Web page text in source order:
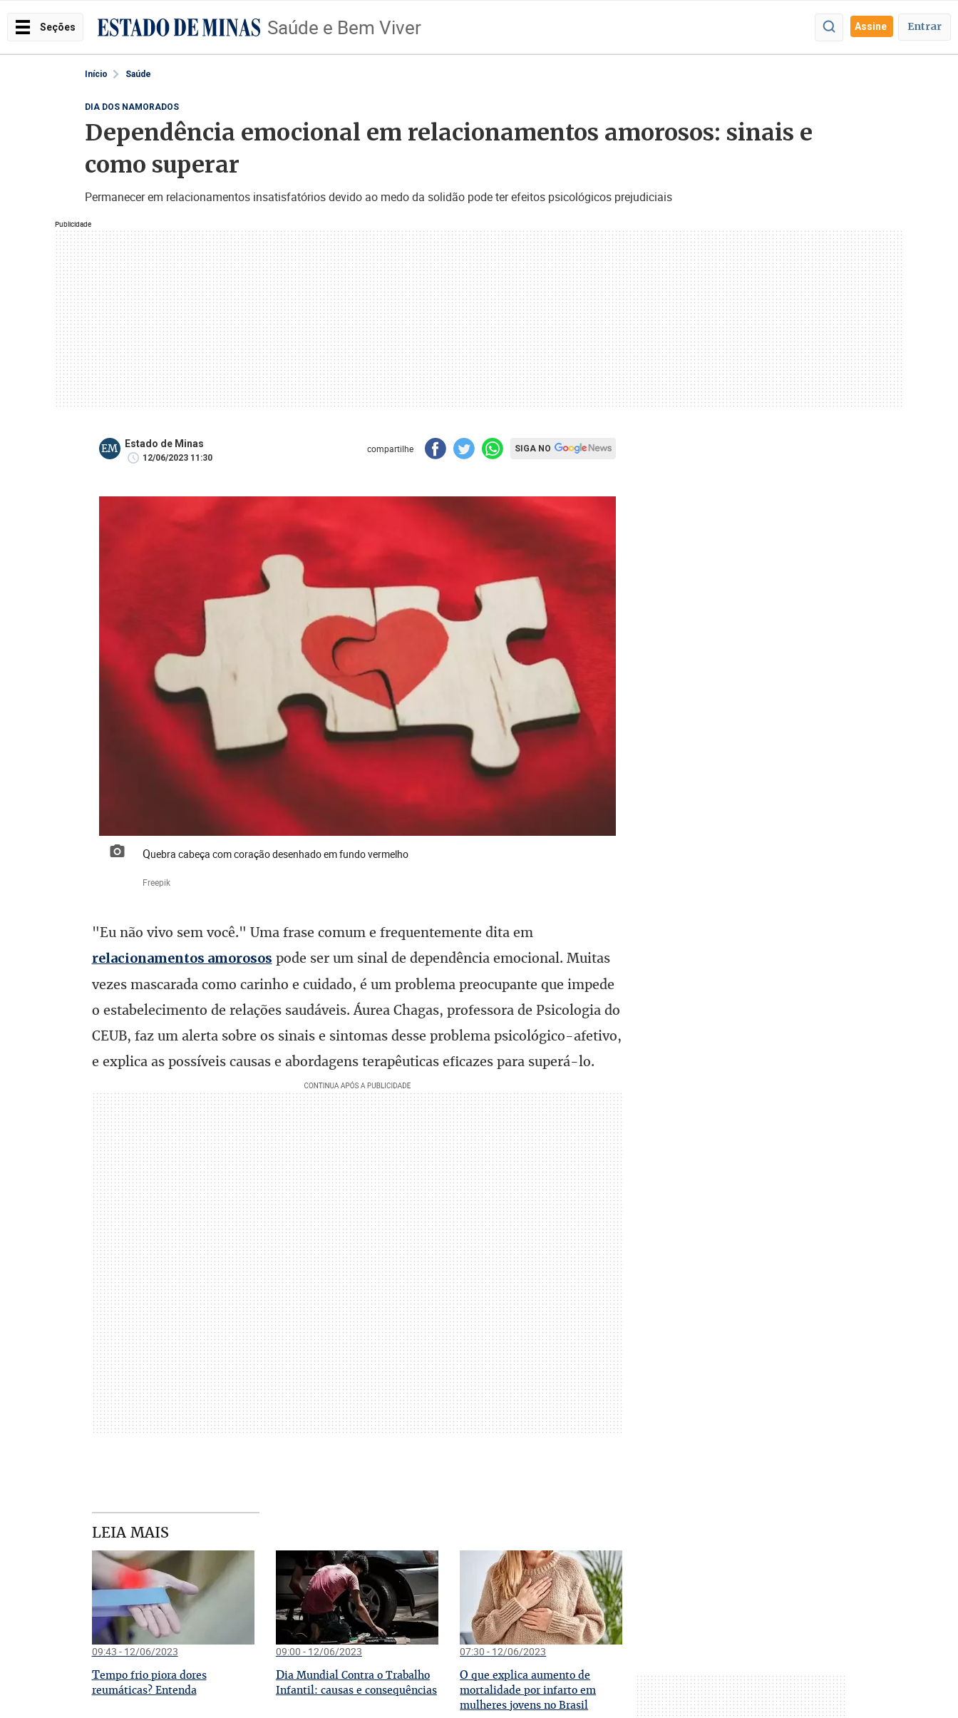
Seções Saúde e Bem Viver Assine Entrar
Início Saúde
Publicidade
DIA DOS NAMORADOS
Dependência emocional em relacionamentos amorosos: sinais e
como superar
Permanecer em relacionamentos insatisfatórios devido ao medo da solidão pode ter efeitos psicológicos prejudiciais
EM Estado de Minas
12/06/2023 11:30
compartilhe SIGA NO
Quebra cabeça com coração desenhado em fundo vermelho
Freepik
"Eu não vivo sem você." Uma frase comum e frequentemente dita em
relacionamentos amorosos pode ser um sinal de dependência emocional. Muitas
vezes mascarada como carinho e cuidado, é um problema preocupante que impede
o estabelecimento de relações saudáveis. Áurea Chagas, professora de Psicologia do
CEUB, faz um alerta sobre os sinais e sintomas desse problema psicológico-afetivo,
e explica as possíveis causas e abordagens terapêuticas eficazes para superá-lo.
LEIA MAIS
09:43 - 12/06/2023
Tempo frio piora dores
reumáticas? Entenda
09:00 - 12/06/2023
Dia Mundial Contra o Trabalho
Infantil: causas e consequências
07:30 - 12/06/2023
O que explica aumento de
mortalidade por infarto em
mulheres jovens no Brasil